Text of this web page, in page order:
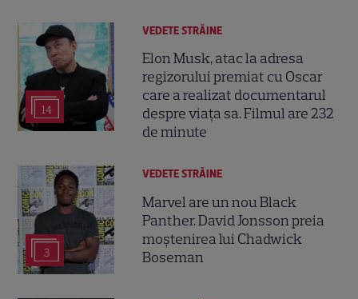
14
VEDETE STRĂINE
Elon Musk, atac la adresa
regizorului premiat cu Oscar
care a realizat documentarul
despre viața sa. Filmul are 232
de minute
3
VEDETE STRĂINE
Marvel are un nou Black
Panther. David Jonsson preia
moștenirea lui Chadwick
Boseman